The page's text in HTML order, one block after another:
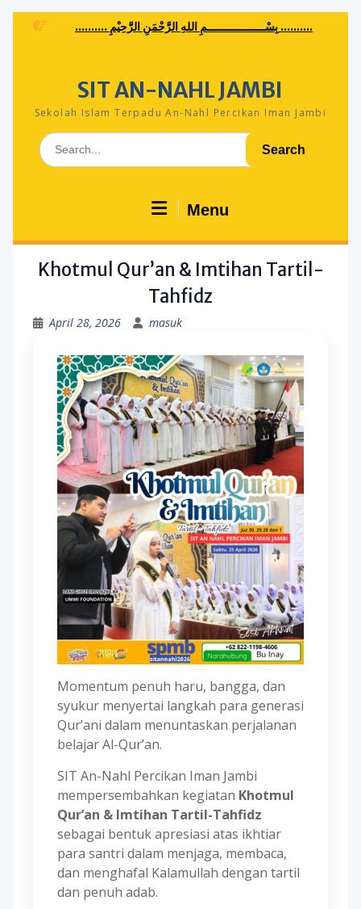
Skip
.......... بِسْــــــــــــــــــمِ اللهِ الرَّحْمَنِ الرَّحِيْمِ ..........
SIT AN-NAHL JAMBI
Sekolah Islam Terpadu An-Nahl Percikan Iman Jambi
Search
for:
Menu
Khotmul Qur’an & Imtihan Tartil-
Tahfidz
April 28, 2026 masuk
Momentum penuh haru, bangga, dan
syukur menyertai langkah para generasi
Qur’ani dalam menuntaskan perjalanan
belajar Al-Qur’an.
SIT An-Nahl Percikan Iman Jambi
mempersembahkan kegiatan Khotmul
Qur’an & Imtihan Tartil-Tahfidz
sebagai bentuk apresiasi atas ikhtiar
para santri dalam menjaga, membaca,
dan menghafal Kalamullah dengan tartil
dan penuh adab.